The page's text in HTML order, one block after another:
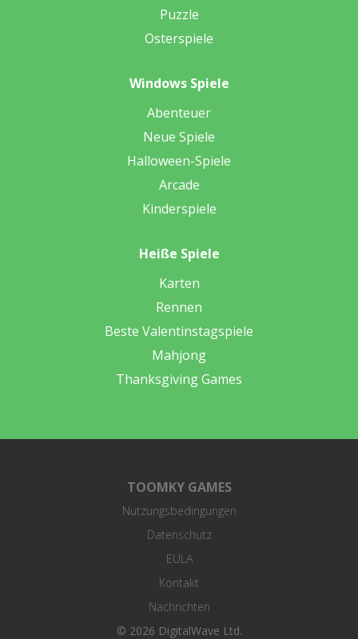
Puzzle
Osterspiele
Windows Spiele
Abenteuer
Neue Spiele
Halloween-Spiele
Arcade
Kinderspiele
Heiße Spiele
Karten
Rennen
Beste Valentinstagspiele
Mahjong
Thanksgiving Games
TOOMKY GAMES
Nutzungsbedingungen
Datenschutz
EULA
Kontakt
Nachrichten
© 2026 DigitalWave Ltd.